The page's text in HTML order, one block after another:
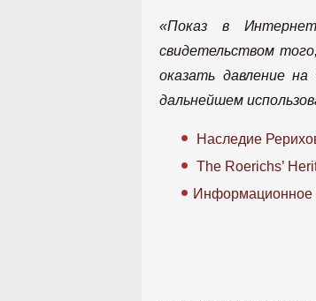
«Показ в
свидетельством
оказать давление
дальнейшем
Наследие
The Roerichs’
Информационное